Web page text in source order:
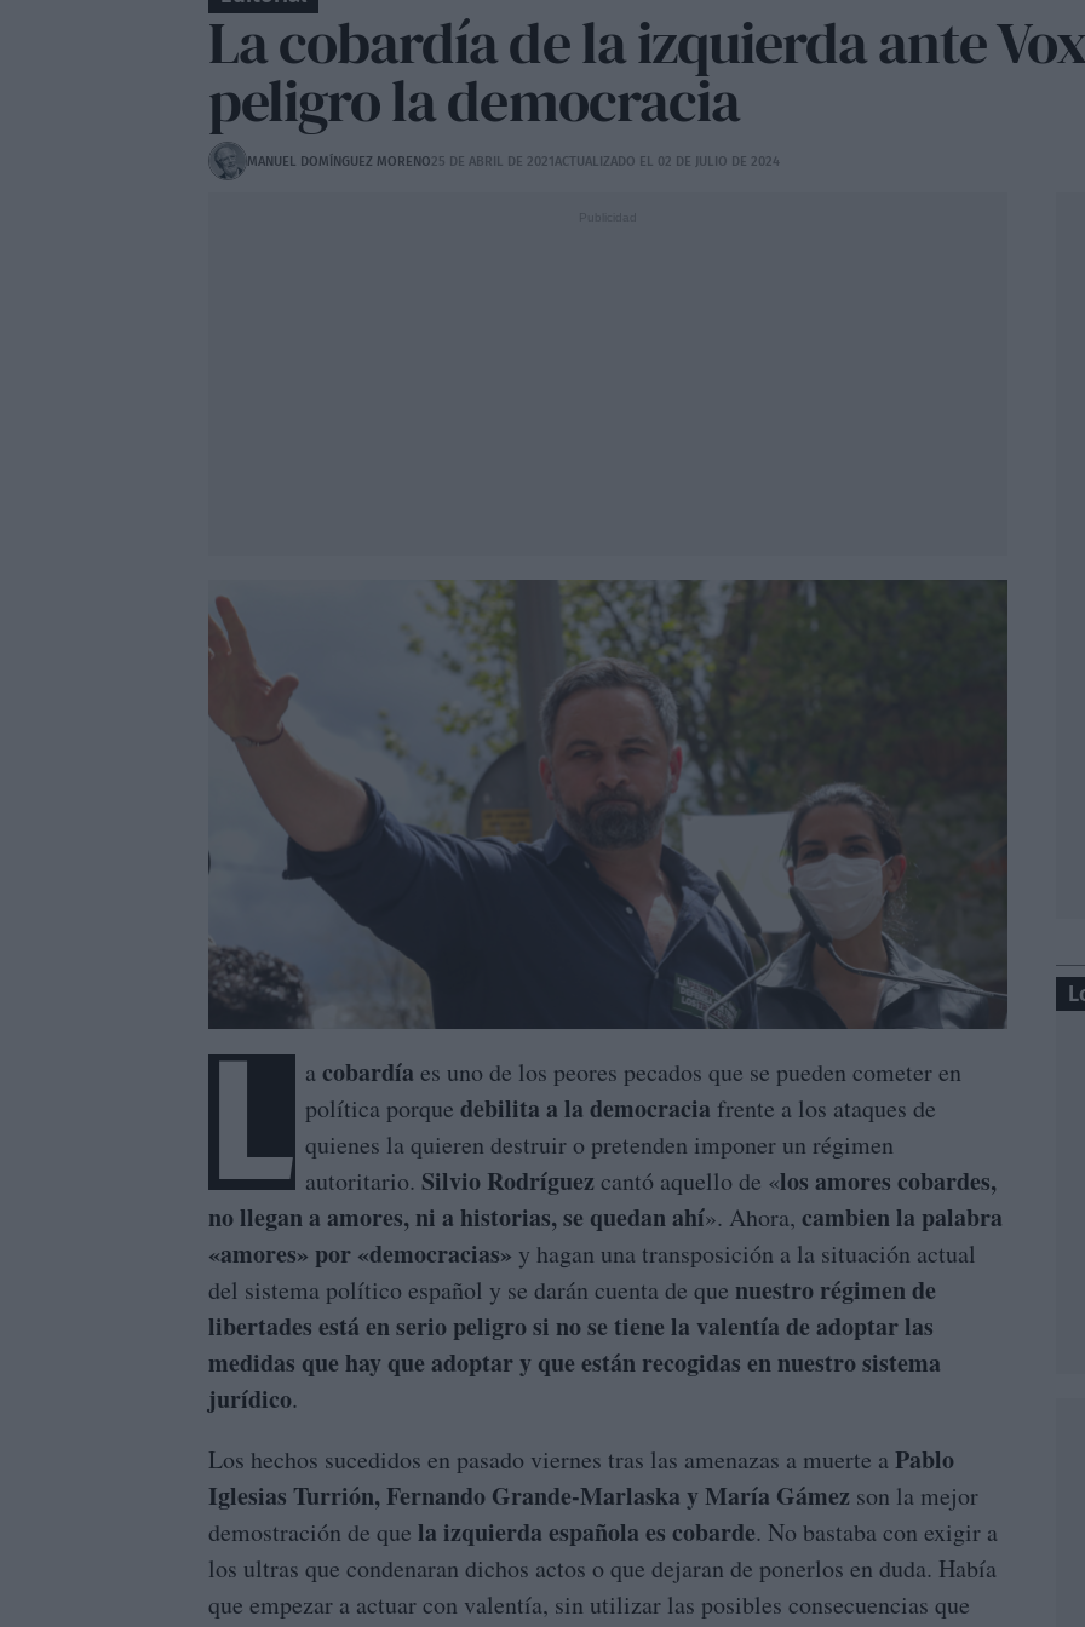
La cobardía de la izquierda ante
peligro la democracia
MANUEL DOMÍNGUEZ MORENO25 DE ABRIL DE 2021ACTUALIZADO EL 02 DE JULIO DE 2024
L a cobardía es uno de los peores pecados que se pueden cometer en
política porque debilita a la democracia frente a los ataques de
quienes la quieren destruir o pretenden imponer un régimen
autoritario. Silvio Rodríguez cantó aquello de «los amores cobardes,
no llegan a amores, ni a historias, se quedan ahí». Ahora, cambien la palabra
«amores» por «democracias» y hagan una transposición a la situación actual
del sistema político español y se darán cuenta de que nuestro régimen de
libertades está en serio peligro si no se tiene la valentía de adoptar las
medidas que hay que adoptar y que están recogidas en nuestro sistema
jurídico.
Los hechos sucedidos en pasado viernes tras las amenazas a muerte a Pablo
Iglesias Turrión, Fernando Grande-Marlaska y María Gámez son la mejor
demostración de que la izquierda española es cobarde. No bastaba con exigir a
los ultras que condenaran dichos actos o que dejaran de ponerlos en duda. Había
que empezar a actuar con valentía, sin utilizar las posibles consecuencias que